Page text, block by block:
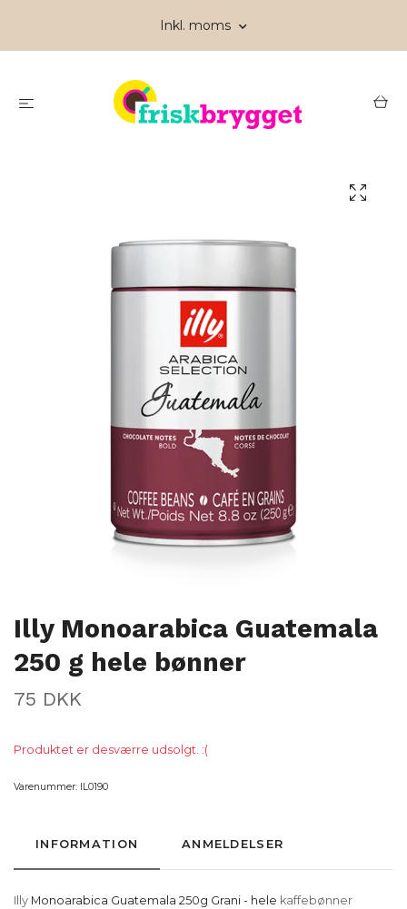
Inkl. moms
Illy Monoarabica Guatemala
250 g hele bønner
75 DKK
Produktet er desværre udsolgt. :(
Varenummer: IL0190
INFORMATION ANMELDELSER
Illy Monoarabica Guatemala 250g Grani - hele kaffebønner